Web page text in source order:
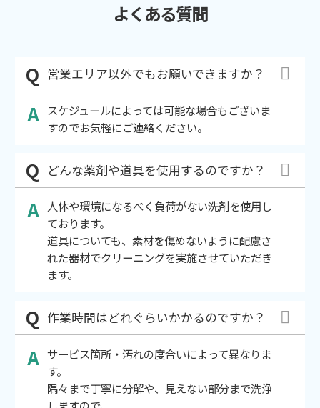
よくある質問
営業エリア以外でもお願いできますか？
スケジュールによっては可能な場合もございま
すのでお気軽にご連絡ください。
どんな薬剤や道具を使用するのですか？
人体や環境になるべく負荷がない洗剤を使用し
ております。
道具についても、素材を傷めないように配慮さ
れた器材でクリーニングを実施させていただき
ます。
作業時間はどれぐらいかかるのですか？
サービス箇所・汚れの度合いによって異なりま
す。
隅々まで丁寧に分解や、見えない部分まで洗浄
しますので、